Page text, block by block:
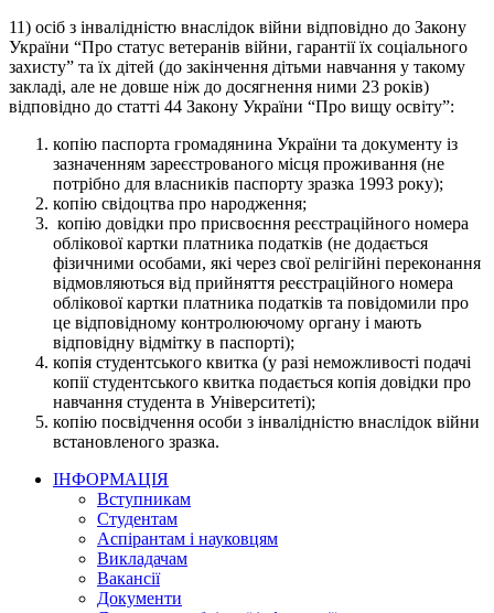
11) осіб з інвалідністю внаслідок війни відповідно до Закону
України “Про статус ветеранів війни, гарантії їх соціального
захисту” та їх дітей (до закінчення дітьми навчання у такому
закладі, але не довше ніж до досягнення ними 23 років)
відповідно до статті 44 Закону України “Про вищу освіту”:
копію паспорта громадянина України та документу із
зазначенням зареєстрованого місця проживання (не
потрібно для власників паспорту зразка 1993 року);
копію свідоцтва про народження;
копію довідки про присвоєння реєстраційного номера
облікової картки платника податків (не додається
фізичними особами, які через свої релігійні переконання
відмовляються від прийняття реєстраційного номера
облікової картки платника податків та повідомили про
це відповідному контролюючому органу і мають
відповідну відмітку в паспорті);
копія студентського квитка (у разі неможливості подачі
копії студентського квитка подається копія довідки про
навчання студента в Університеті);
копію посвідчення особи з інвалідністю внаслідок війни
встановленого зразка.
ІНФОРМАЦІЯ
Вступникам
Студентам
Аспірантам і науковцям
Викладачам
Вакансії
Документи